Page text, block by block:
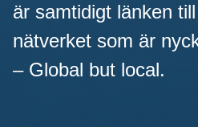
är samtidigt länken
nätverket som är
– Global but local.